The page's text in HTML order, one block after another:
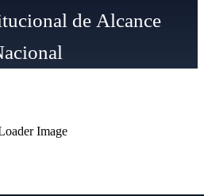
tucional de Alcance
acional